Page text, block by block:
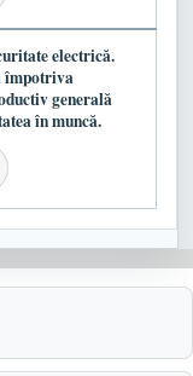
electrică.
împotriva
generală
în muncă.